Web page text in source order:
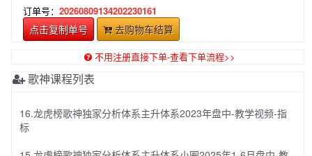
订单号： 20260809134202230161
点击复制单号 去购物车结算
不用注册直接下单-查看下单流程>>
歌神课程列表
16.龙虎榜歌神独家分析体系主升体系2023年盘中-教学视频-指
标